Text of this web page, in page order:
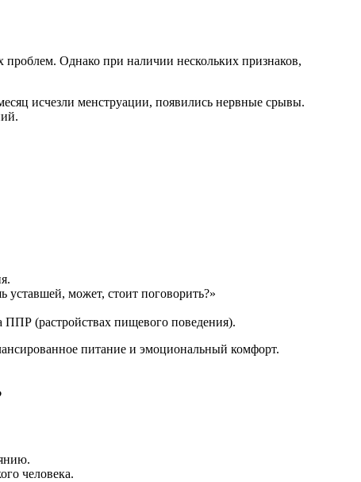
Однако при наличии нескольких признаков,
исчезли менструации, появились нервные срывы.
уставшей, может, стоит поговорить?»
ППР (растройствах пищевого поведения).
питание и эмоциональный комфорт.
человека.